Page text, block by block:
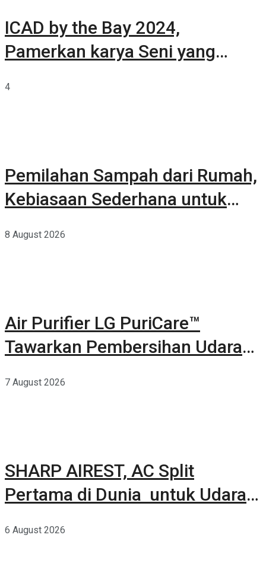
ICAD by the Bay 2024,
Pamerkan karya Seni yang
4
Pemilahan Sampah dari Rumah,
Kebiasaan Sederhana untuk
8 August 2026
Air Purifier LG PuriCare™
Tawarkan Pembersihan Udara
7 August 2026
SHARP AIREST, AC Split
Pertama di Dunia untuk Udara
6 August 2026